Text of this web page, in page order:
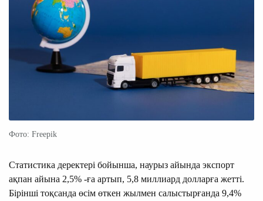
Фото: Freepik
Статистика деректері бойынша, наурыз айында экспорт
ақпан айына 2,5% -ға артып, 5,8 миллиард долларға жетті.
Бірінші тоқсанда өсім өткен жылмен салыстырғанда 9,4%